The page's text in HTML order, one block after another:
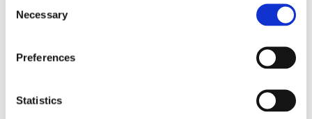
Selection
Necessary
Preferences
Statistics
Name